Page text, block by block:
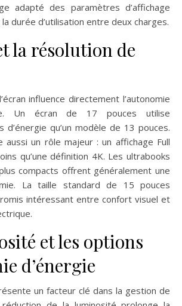
adapté des paramètres d’affichage
durée d’utilisation entre deux charges.
la résolution de
influence directement l’autonomie
Un écran de 17 pouces utilise
d’énergie qu’un modèle de 13 pouces.
aussi un rôle majeur : un affichage Full
qu’une définition 4K. Les ultrabooks
compacts offrent généralement une
La taille standard de 15 pouces
intéressant entre confort visuel et
et les options
d’énergie
un facteur clé dans la gestion de